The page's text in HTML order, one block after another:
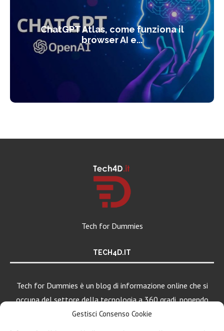
Gestisci Consenso Cookie
ChatGPT Atlas, come funziona il
browser AI e...
Tech for Dummies
TECH4D.IT
Tech for Dummies è un blog di informazione online che si
occupa del settore della tecnologia a 360 gradi, ponendo
una particolare attenzione al mondo Android, Apple e